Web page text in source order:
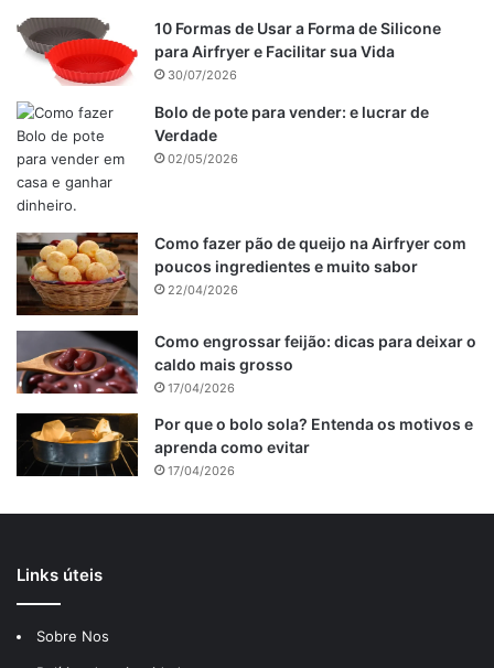
10 Formas de Usar a Forma de Silicone
para Airfryer e Facilitar sua Vida
30/07/2026
Bolo de pote para vender: e lucrar de
Verdade
02/05/2026
Como fazer pão de queijo na Airfryer com
poucos ingredientes e muito sabor
22/04/2026
Como engrossar feijão: dicas para deixar o
caldo mais grosso
17/04/2026
Por que o bolo sola? Entenda os motivos e
aprenda como evitar
17/04/2026
Links úteis
Sobre Nos